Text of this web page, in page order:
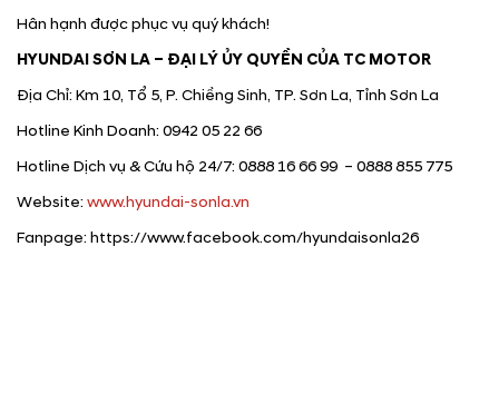
Hân hạnh được phục vụ quý khách!
HYUNDAI SƠN LA – ĐẠI LÝ ỦY QUYỀN CỦA TC MOTOR
Địa Chỉ: Km 10, Tổ 5, P. Chiềng Sinh, TP. Sơn La, Tỉnh Sơn La
Hotline Kinh Doanh: 0942 05 22 66
Hotline Dịch vụ & Cứu hộ 24/7: 0888 16 66 99 – 0888 855 775
Website: www.hyundai-sonla.vn
Fanpage: https://www.facebook.com/hyundaisonla26